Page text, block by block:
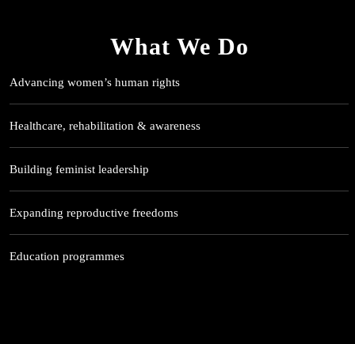
What We Do
Advancing women’s human rights
Healthcare, rehabilitation & awareness
Building feminist leadership
Expanding reproductive freedoms
Education programmes